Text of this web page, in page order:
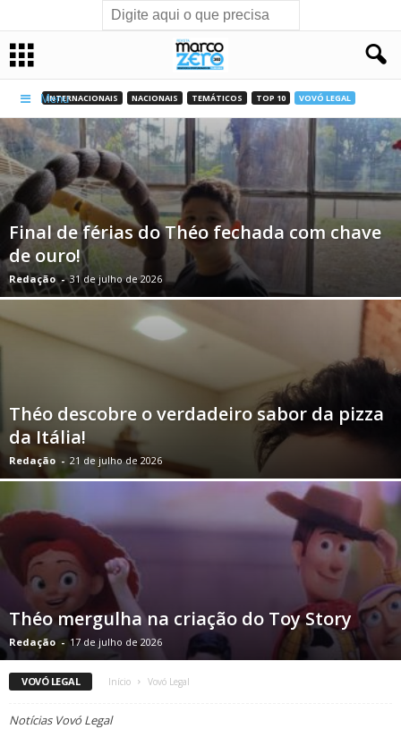
Menu
INTERNACIONAIS NACIONAIS TEMÁTICOS TOP 10 VOVÓ LEGAL
Final de férias do Théo fechada com chave
de ouro!
Redação - 31 de julho de 2026
Théo descobre o verdadeiro sabor da pizza
da Itália!
Redação - 21 de julho de 2026
Théo mergulha na criação do Toy Story
Redação - 17 de julho de 2026
VOVÓ LEGAL Início Vovó Legal
Notícias Vovó Legal